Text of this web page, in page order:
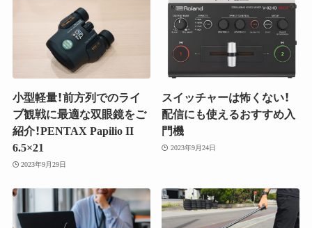
小型軽量！前方列でのライ
ブ観戦に最適な双眼鏡をご
紹介！PENTAX Papilio II
6.5×21
2023年9月29日
スイッチャーは怖くない！
配信にも使えるおすすめ入
門機
2023年9月24日